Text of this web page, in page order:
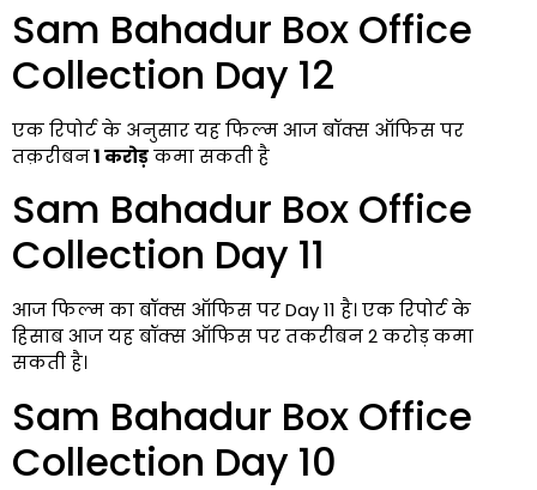
Sam Bahadur Box Office
Collection Day 12
एक रिपोर्ट के अनुसार यह फिल्म आज बॉक्स ऑफिस पर
तक़रीबन1 करोड़कमा सकती है
Sam Bahadur Box Office
Collection Day 11
आज फिल्म का बॉक्स ऑफिस पर Day 11 है। एक रिपोर्ट के
हिसाब आज यह बॉक्स ऑफिस पर तकरीबन 2 करोड़कमा
सकती है।
Sam Bahadur Box Office
Collection Day 10